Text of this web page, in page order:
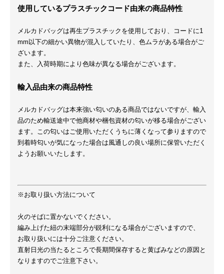
使用しているプラスチックコード由来の商品特性
メルカドバッグは再生プラスチックを使用しており、コードに1
mm以下の細かい異物が混入していたり、色ムラがある場合がご
ざいます。
また、入荷時期により色味が異なる場合がございます。
輸入品由来の商品特性
メルカドバッグは本来強い匂いのある商品ではないですが、輸入
品のため輸送途中で他商材や梱包資材の匂いが移る場合がござい
ます。この匂いはご使用いただくうちに薄くなって参りますので
到着時匂いが気になった場合は風通しの良い場所に保管いただく
ようお願いいたします。
※お取り扱い方法について
火のそばに置かないでください。
編み上げた紐の末端部分が鋭利になる場合がございますので、
お取り扱いには十分ご注意ください。
直射日光の当たるところで長期間保存すると黄ばみなどの原因と
なりますのでご注意下さい。